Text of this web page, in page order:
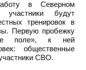
в Северном
участники будут
тренировок в
Первую пробежку
поле», к ней
общественные
СВО.